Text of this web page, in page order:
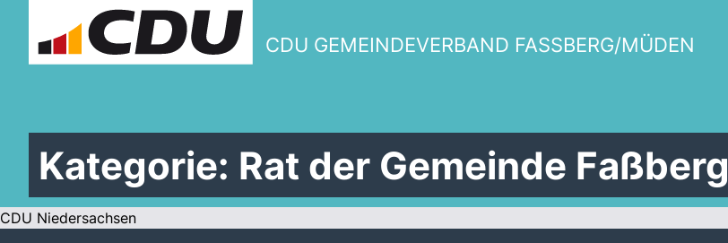
CDU GEMEINDEVERBAND FASSBERG/MÜDEN
Kategorie: Rat der Gemeinde Faßberg
CDU Niedersachsen